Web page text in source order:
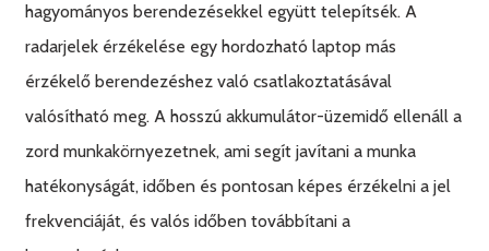
hagyományos berendezésekkel együtt telepítsék. A
radarjelek érzékelése egy hordozható laptop más
érzékelő berendezéshez való csatlakoztatásával
valósítható meg. A hosszú akkumulátor-üzemidő ellenáll a
zord munkakörnyezetnek, ami segít javítani a munka
hatékonyságát, időben és pontosan képes érzékelni a jel
frekvenciáját, és valós időben továbbítani a